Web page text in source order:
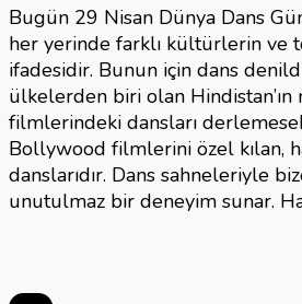
Bugün 29 Nisan Dünya Dans
her yerinde farklı kültürlerin ve
ifadesidir. Bunun için dans
ülkelerden biri olan
filmlerindeki dansları
Bollywood filmlerini özel kılan,
danslarıdır. Dans sahneleriyle
unutulmaz bir deneyim sunar.